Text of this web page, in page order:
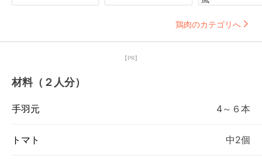
鶏肉のカテゴリへ
【PR】
材料（２人分）
手羽元 4～６本
トマト 中2個